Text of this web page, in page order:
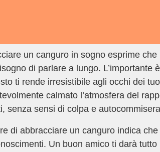
un canguro in sogno esprime
di parlare a lungo. L’importante
ti rende irresistibile agli occhi dei
calmato l’atmosfera del
senza sensi di colpa e
di abbracciare un canguro indica
Un buon amico ti darà